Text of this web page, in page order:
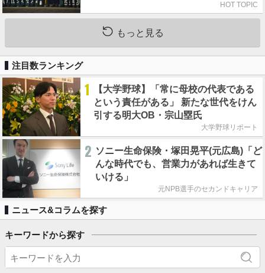
HOT TOPIC
もっと見る
注目数ランキング
1
【大学野球】「常に母校の代表である
という責任がある」 新たな世代をけん
引する明大OB・宗山塁氏
大学野球リポート
2 ソニー生命保険・塚田晃平(元広島)「ど
んな時代でも、営業力があれば生きて
いける」
元NPB選手のセカンドキャリア
ニュース&コラムを探す
キーワードから探す